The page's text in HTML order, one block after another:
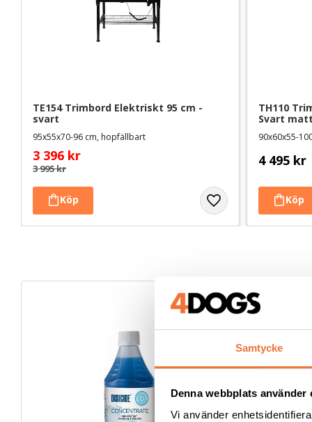
Samtycke
Denna webbplats använder
Vi använder
TE154 Trimbord Elektriskt 95 cm -
svart
95x55x70-96 cm, hopfällbart
3 396 kr
3 995kr
TH110
Svart
90x60x55-
4 495 kr
35%